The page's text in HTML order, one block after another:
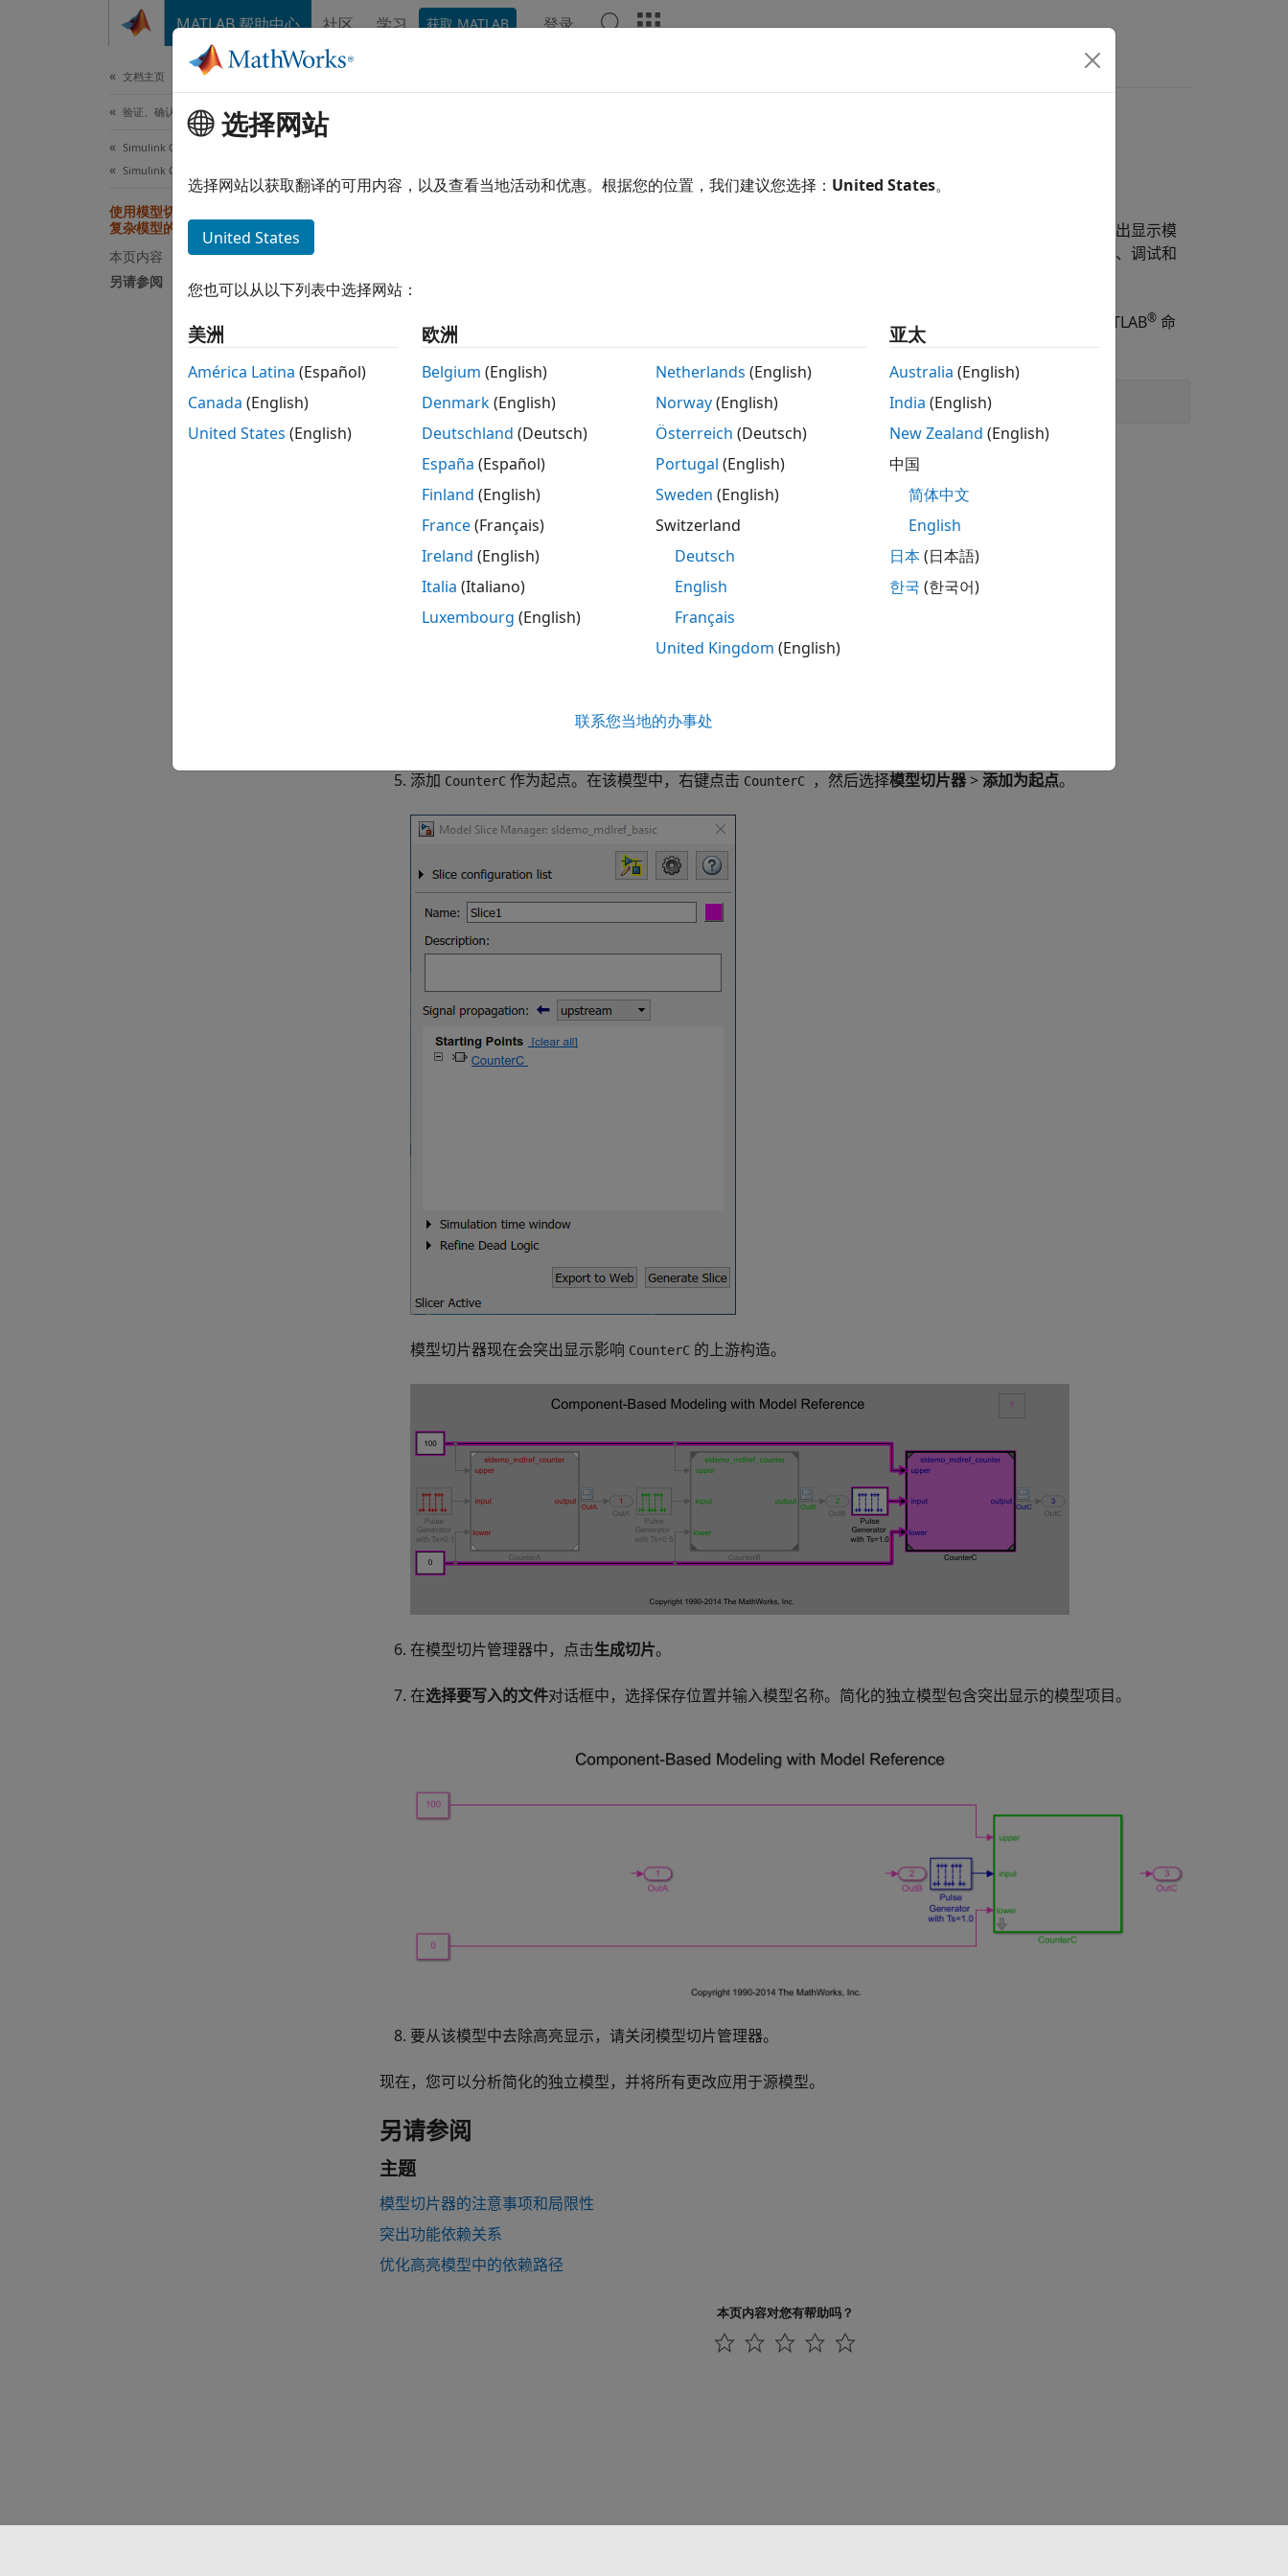
MATLAB 帮助中心 社区 学习 获取 MATLAB 登录
文档主页
验证、确认和测试
Simulink Check
Simulink Check 快速入门
使用模型切片器工具简化模型以实现对
复杂模型的针对性分析
本页内容
另请参阅
使用模型切片器工具简化模型以实现对复杂模型的针对性分析
您可以通过重点关注模型中感兴趣的区域，简化大型复杂模型的仿真、调试和形式化分析。使用模型切片器突出显示模
型的一部分后，可以生成简化的独立模型。简化的模型包含突出显示部分中的模块和依赖关系路径。基于仿真、调试和
示例模型 的三个实例。要打开该模型，请在 MATLAB® 命
令提示符下，输入：
openExample('sldemo_mdlref_basic');
要打开模型切片器管理器，请在 App选项卡的“模型验证、确认和测试”部分中，点击
在模型切片管理器中，点击箭头以展开切片器配置列表
设置以下切片属性：
名称：Slice1
模型切片器还可以突出显示模型中模块的下游或双向构造，具体取决于您要跟踪的信号传播的方向。
添加 CounterC 作为起点。在该模型中，右键点击 CounterC ，然后选择模型切片器 >添加为起点。
模型切片器现在会突出显示影响 CounterC 的上游构造。
在模型切片管理器中，点击生成切片。
在选择要写入的文件对话框中，选择保存位置并输入模型名称。简化的独立模型包含突出显示的模型项目。
要从该模型中去除高亮显示，请关闭模型切片管理器。
现在，您可以分析简化的独立模型，并将所有更改应用于源模型。
另请参阅
主题
模型切片器的注意事项和局限性
突出功能依赖关系
优化高亮模型中的依赖路径
本页内容对您有帮助吗？
选择网站
选择网站以获取翻译的可用内容，以及查看当地活动和优惠。根据您的位置，我们建议您选择： United States。
United States
您也可以从以下列表中选择网站：
美洲
América Latina (Español)
Canada (English)
United States (English)
欧洲
Belgium (English)
Denmark(English)
Deutschland (Deutsch)
España (Español)
Finland (English)
France(Français)
Ireland (English)
Italia (Italiano)
Luxembourg (English)
Netherlands (English)
Norway(English)
Österreich (Deutsch)
Portugal (English)
Sweden (English)
Switzerland
Deutsch
English
Français
United Kingdom (English)
亚太
Australia (English)
India (English)
New Zealand (English)
中国
简体中文
English
日本(日本語)
한국 (한국어)
联系您当地的办事处